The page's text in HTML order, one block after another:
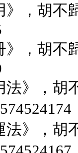
》，胡
》，胡
法》，
法》，